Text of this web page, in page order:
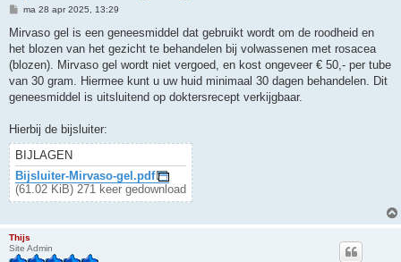
B
r
c
h
ma 28 apr 2025, 13:29
Mirvaso gel is een geneesmiddel dat gebruikt wordt om de roodheid en
het blozen van het gezicht te behandelen bij volwassenen met rosacea
(blozen). Mirvaso gel wordt niet vergoed, en kost ongeveer € 50,- per tube
van 30 gram. Hiermee kunt u uw huid minimaal 30 dagen behandelen. Dit
geneesmiddel is uitsluitend op doktersrecept verkijgbaar.
Hierbij de bijsluiter:
BIJLAGEN
Bijsluiter-Mirvaso-gel.pdf
(61.02 KiB) 271 keer gedownload
Thijs
Site Admin